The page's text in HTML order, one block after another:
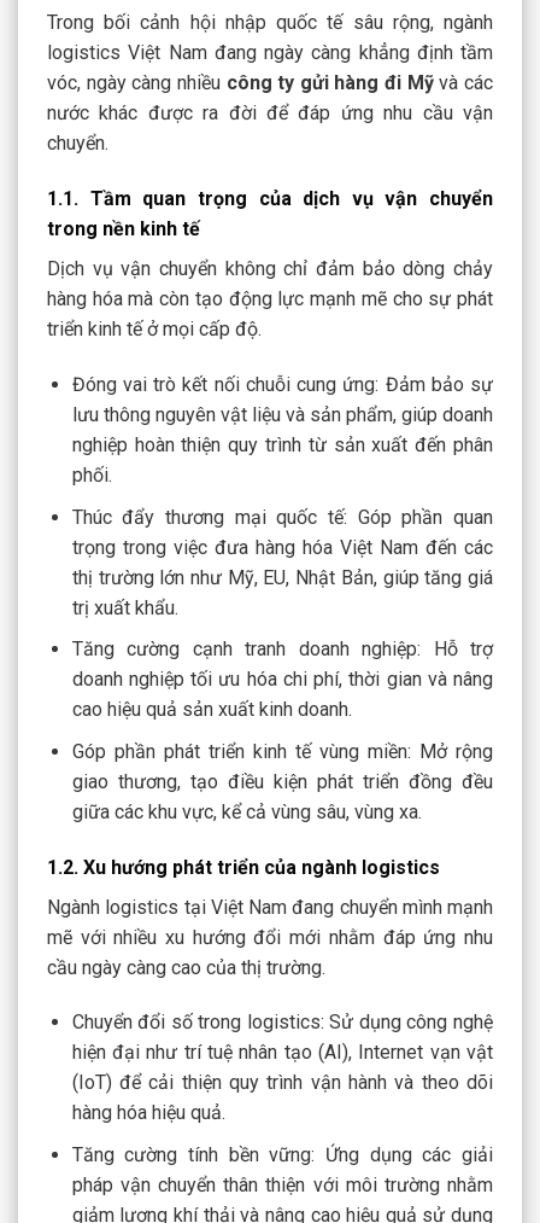
Trong bối cảnh hội nhập quốc tế sâu rộng, ngành
logistics Việt Nam đang ngày càng khẳng định tầm
vóc, ngày càng nhiều công ty gửi hàng đi Mỹvà các
nước khác được ra đời để đáp ứng nhu cầu vận
chuyển.
1.1. Tầm quan trọng của dịch vụ vận chuyển
trong nền kinh tế
Dịch vụ vận chuyển không chỉ đảm bảo dòng chảy
hàng hóa mà còn tạo động lực mạnh mẽ cho sự phát
triển kinh tế ở mọi cấp độ.
Đóng vai trò kết nối chuỗi cung ứng: Đảm bảo sự
lưu thông nguyên vật liệu và sản phẩm, giúp doanh
nghiệp hoàn thiện quy trình từ sản xuất đến phân
phối.
Thúc đẩy thương mại quốc tế: Góp phần quan
trọng trong việc đưa hàng hóa Việt Nam đến các
thị trường lớn như Mỹ, EU, Nhật Bản, giúp tăng giá
trị xuất khẩu.
Tăng cường cạnh tranh doanh nghiệp: Hỗ trợ
doanh nghiệp tối ưu hóa chi phí, thời gian và nâng
cao hiệu quả sản xuất kinh doanh.
Góp phần phát triển kinh tế vùng miền: Mở rộng
giao thương, tạo điều kiện phát triển đồng đều
giữa các khu vực, kể cả vùng sâu, vùng xa.
1.2. Xu hướng phát triển của ngành logistics
Ngành logistics tại Việt Nam đang chuyển mình mạnh
mẽ với nhiều xu hướng đổi mới nhằm đáp ứng nhu
cầu ngày càng cao của thị trường.
Chuyển đổi số trong logistics: Sử dụng công nghệ
hiện đại như trí tuệ nhân tạo (AI), Internet vạn vật
(IoT) để cải thiện quy trình vận hành và theo dõi
hàng hóa hiệu quả.
Tăng cường tính bền vững: Ứng dụng các giải
pháp vận chuyển thân thiện với môi trường nhằm
giảm lượng khí thải và nâng cao hiệu quả sử dụng